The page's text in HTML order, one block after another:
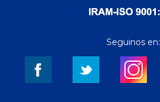
Seguinos en: